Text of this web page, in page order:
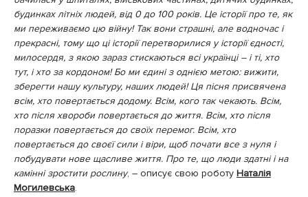
будинках літніх людей, від 0 до 100 років. Це історії про те, як
ми переживаємо цю війну! Так вони страшні, але водночас і
прекрасні, тому що ці історії перетворилися у історії єдності,
милосердя, з якою зараз стискаються всі українці – і ті, хто
тут, і хто за кордоном! Бо ми єдині з однією метою: вижити,
зберегти нашу культуру, наших людей!Ця пісня присвячена
всім, хто повертається додому. Всім, кого так чекають. Всім,
хто після хвороби повертається до життя. Всім, хто після
поразки повертається до своїх перемог. Всім, хто
повертається до своєї сили і віри, щоб почати все з нуля і
побудувати нове щасливе життя. Про те, що люди здатні і на
камінні зростити рослину, – описує свою роботу Наталія
Могилевська.